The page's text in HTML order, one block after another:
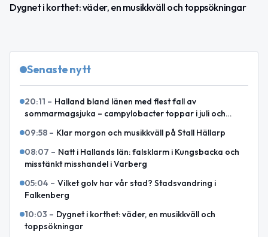
Dygnet i korthet: väder, en musikkväll och toppsökningar
Senaste nytt
20:11 – Halland bland länen med flest fall av
sommarmagsjuka – campylobacter toppar i juli och
09:58 – Klar morgon och musikkväll på Stall Hällarp
08:07 – Natt i Hallands län: falsklarm i Kungsbacka och
misstänkt misshandel i Varberg
05:04 – Vilket golv har vår stad? Stadsvandring i
Falkenberg
10:03 – Dygnet i korthet: väder, en musikkväll och
toppsökningar